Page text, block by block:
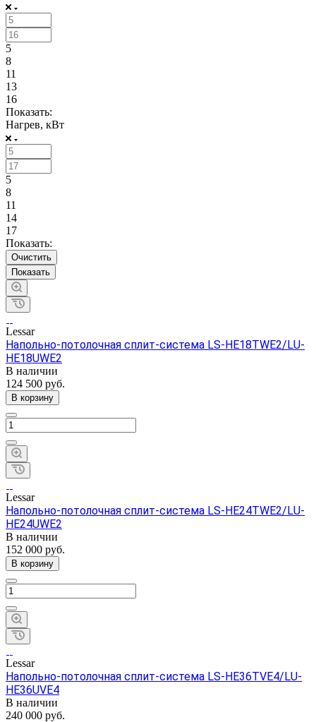
5
8
11
13
16
Показать:
Нагрев, кВт
5
8
11
14
17
Показать:
Очистить
Lessar
Напольно-потолочная сплит-система LS-HE18TWE2/LU-
HE18UWE2
В наличии
124 500 руб.
В корзину
Lessar
Напольно-потолочная сплит-система LS-HE24TWE2/LU-
HE24UWE2
В наличии
152 000 руб.
В корзину
Lessar
Напольно-потолочная сплит-система LS-HE36TVE4/LU-
HE36UVE4
В наличии
240 000 руб.